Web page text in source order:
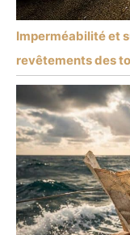
Imperméabilité et
revêtements des